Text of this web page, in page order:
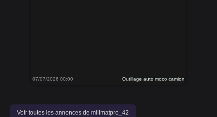
07/07/2026 00:00 Outillage auto moco camion
Voir toutes les annonces de millmatpro_42